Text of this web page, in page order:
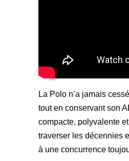
La Polo n’a jamais
tout en conservant son
compacte, polyvalente
traverser les décennies
à une concurrence